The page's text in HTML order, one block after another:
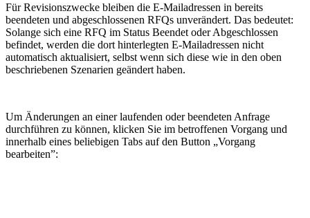
Für Revisionszwecke bleiben die E-Mailadressen in bereits
beendeten und abgeschlossenen RFQs unverändert. Das bedeutet:
Solange sich eine RFQ im Status Beendet oder Abgeschlossen
befindet, werden die dort hinterlegten E-Mailadressen nicht
automatisch aktualisiert, selbst wenn sich diese wie in den oben
beschriebenen Szenarien geändert haben.
Um Änderungen an einer laufenden oder beendeten Anfrage
durchführen zu können, klicken Sie im betroffenen Vorgang und
innerhalb eines beliebigen Tabs auf den Button „Vorgang
bearbeiten”: